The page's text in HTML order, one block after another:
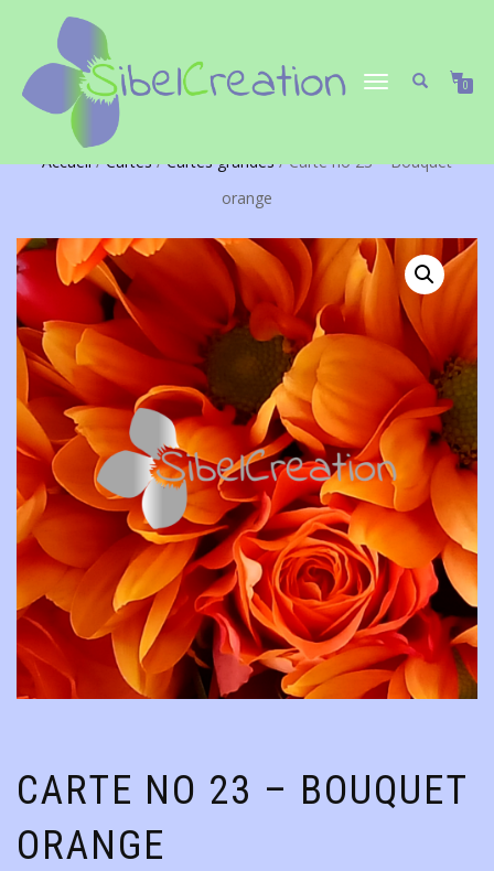
DÉPLIER/REPLIER
0
Accueil/Cartes/Cartes grandes/ Carte no 23 – Bouquet
orange
CARTE NO 23 – BOUQUET
ORANGE